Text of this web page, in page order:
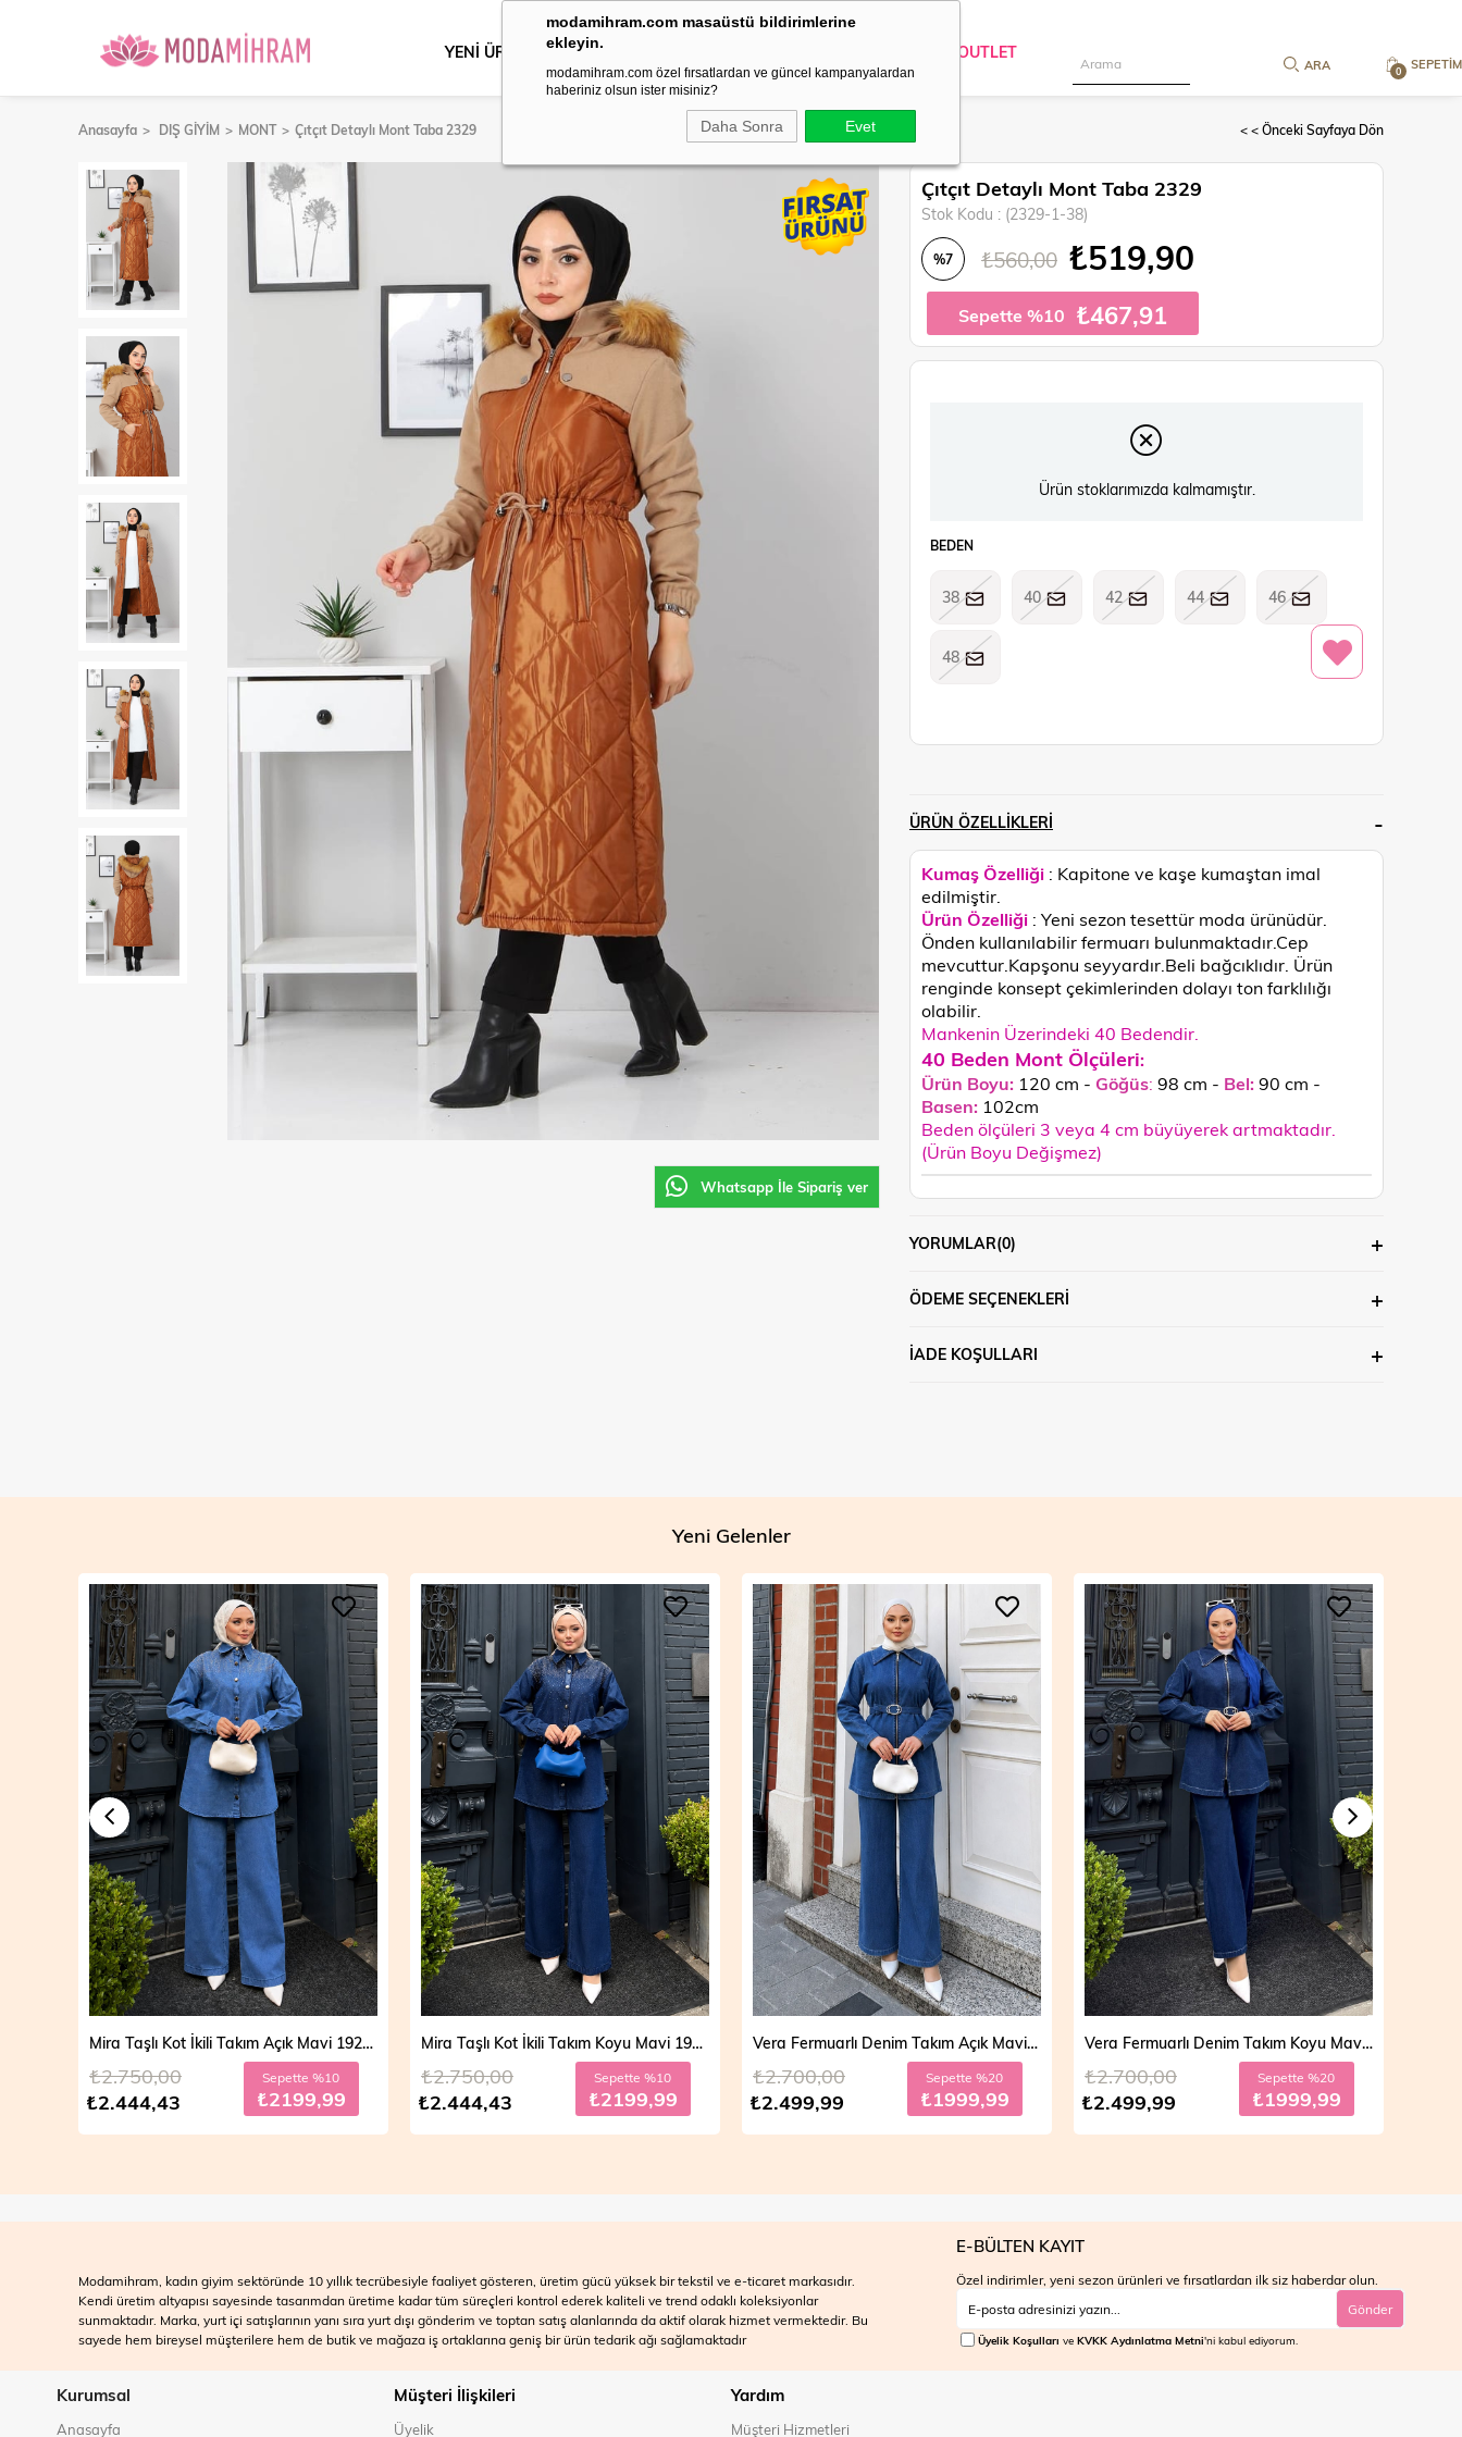
modamihram.com masaüstü bildirimlerine
ekleyin.
modamihram.com özel fırsatlardan ve güncel kampanyalardan
haberiniz olsun ister misiniz?
Daha Sonra Evet
SEPETIM
0
YENİ ÜRÜNLER DIŞ GİYİM OUTLET
Anasayfa DIŞ GİYİM MONT Çıtçıt Detaylı Mont Taba 2329 < < Önceki Sayfaya Dön
Whatsapp İle Sipariş ver
Çıtçıt Detaylı Mont Taba 2329
Stok Kodu (2329-1-38)
%7 ₺560,00 ₺519,90
Sepette %10 ₺467,91
Ürün stoklarımızda kalmamıştır.
BEDEN
38 40 42 44 46
48
ÜRÜN ÖZELLIKLERI
Kumaş Özelliği : Kapitone ve kaşe kumaştan imal
edilmiştir.
Ürün Özelliği : Yeni sezon tesettür moda ürünüdür.
Önden kullanılabilir fermuarı bulunmaktadır.Cep
mevcuttur.Kapşonu seyyardır.Beli bağcıklıdır. Ürün
renginde konsept çekimlerinden dolayı ton farklılığı
olabilir.
Mankenin Üzerindeki 40 Bedendir.
40 Beden Mont Ölçüleri:
Ürün Boyu: 120 cm - Göğüs: 98 cm - Bel:90 cm -
Basen: 102cm
Beden ölçüleri 3 veya 4 cm büyüyerek artmaktadır.
(Ürün Boyu Değişmez)
YORUMLAR(0)
ÖDEME SEÇENEKLERI
İADE KOŞULLARI
Yeni Gelenler
Mira Taşlı Kot İkili Takım Açık Mavi 19286 Mira Taşlı Kot İkili Takım Koyu Mavi 19286
₺2.444,43
₺2.750,00 Sepette %10
₺2199,99
Vera Fermuarlı Denim Takım Açık Mavi 19298
₺2.499,99
₺2.700,00 Sepette %20
₺1999,99
Vera Fermuarlı Denim Takım Koyu Mavi 19298
₺2.499,99
₺2.700,00 Sepette %20
₺1999,99 ₺3.999,99
₺4.700,00 Sepette %30
₺2799,99
Modamihram, kadın giyim sektöründe 10 yıllık tecrübesiyle faaliyet gösteren, üretim gücü yüksek bir tekstil ve e-ticaret markasıdır.
Kendi üretim altyapısı sayesinde tasarımdan üretime kadar tüm süreçleri kontrol ederek kaliteli ve trend odaklı koleksiyonlar
sunmaktadır. Marka, yurt içi satışlarının yanı sıra yurt dışı gönderim ve toptan satış alanlarında da aktif olarak hizmet vermektedir. Bu
sayede hem bireysel müşterilere hem de butik ve mağaza iş ortaklarına geniş bir ürün tedarik ağı sağlamaktadır
E-BÜLTEN KAYIT
Özel indirimler, yeni sezon ürünleri ve fırsatlardan ilk siz haberdar olun.
Gönder
Üyelik Koşulları ve KVKK Aydınlatma Metni'ni kabul ediyorum.
Kurumsal
Anasayfa
Müşteri İlişkileri
Üyelik
Yardım
Müşteri Hizmetleri